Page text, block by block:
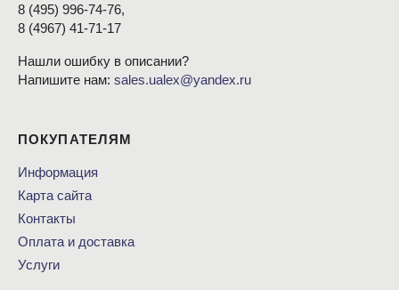
8 (495) 996-74-76,
8 (4967) 41-71-17
Нашли ошибку в описании?
Напишите нам: sales.ualex@yandex.ru
ПОКУПАТЕЛЯМ
Информация
Карта сайта
Контакты
Оплата и доставка
Услуги